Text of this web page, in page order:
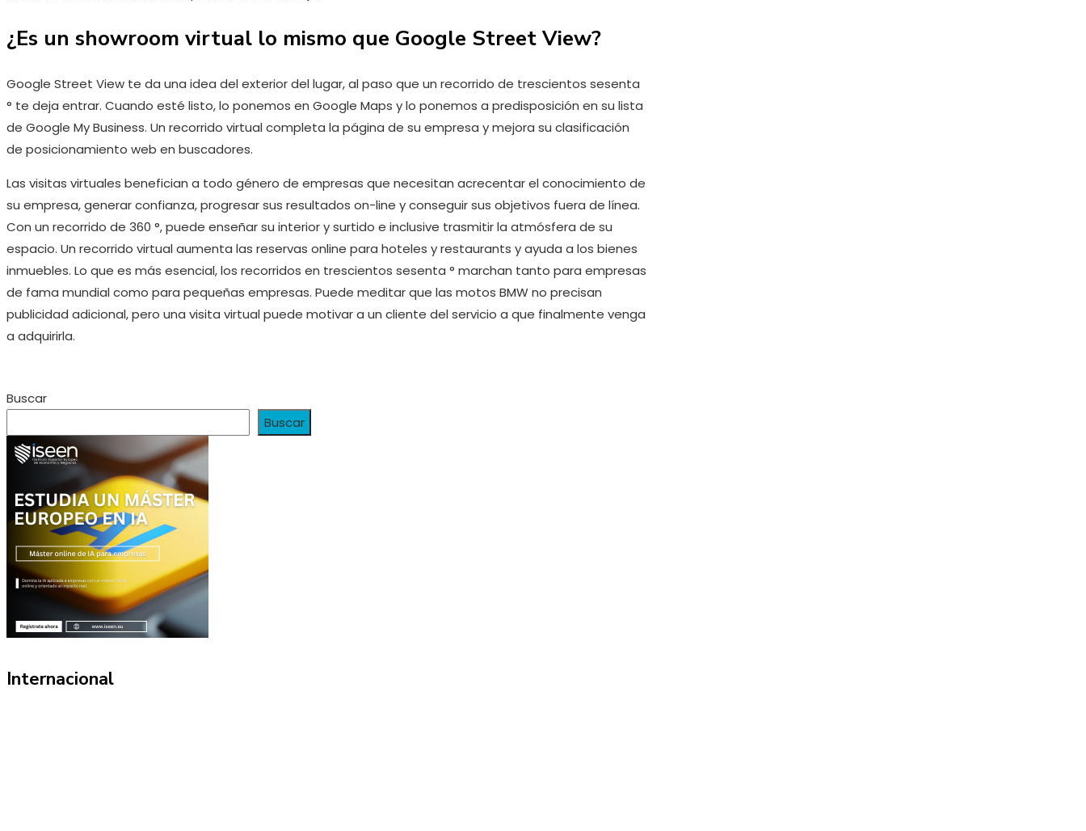
¿Es un showroom virtual lo mismo que Google Street View?
Google Street View te da una idea del exterior del lugar, al paso que un recorrido de trescientos sesenta
° te deja entrar. Cuando esté listo, lo ponemos en Google Maps y lo ponemos a predisposición en su lista
de Google My Business. Un recorrido virtual completa la página de su empresa y mejora su clasificación
de posicionamiento web en buscadores.
Las visitas virtuales benefician a todo género de empresas que necesitan acrecentar el conocimiento de
su empresa, generar confianza, progresar sus resultados on-line y conseguir sus objetivos fuera de línea.
Con un recorrido de 360 °, puede enseñar su interior y surtido e inclusive trasmitir la atmósfera de su
espacio. Un recorrido virtual aumenta las reservas online para hoteles y restaurants y ayuda a los bienes
inmuebles. Lo que es más esencial, los recorridos en trescientos sesenta ° marchan tanto para empresas
de fama mundial como para pequeñas empresas. Puede meditar que las motos BMW no precisan
publicidad adicional, pero una visita virtual puede motivar a un cliente del servicio a que finalmente venga
a adquirirla.
Buscar
Buscar
Internacional